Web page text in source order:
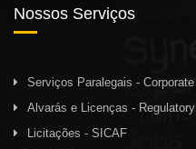
Nossos Serviços
Serviços Paralegais - Corporate
Alvarás e Licenças - Regulatory
Licitações - SICAF